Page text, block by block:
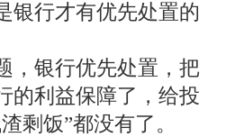
行才有优先处置的
，银行优先处置，把
的利益保障了，给投
剩饭”都没有了。